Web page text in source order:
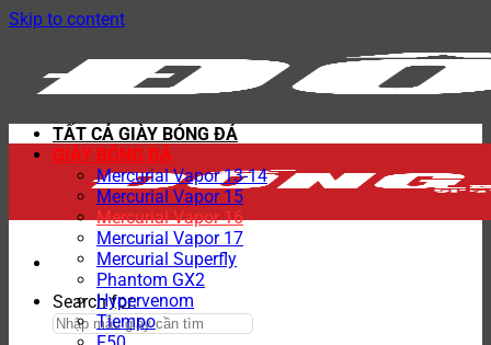
Skip to content
Search for:
TẤT CẢ GIÀY BÓNG ĐÁ
GIÀY BÓNG ĐÁ
Mercurial Vapor 13-14
Mercurial Vapor 15
Mercurial Vapor 16
Mercurial Vapor 17
Mercurial Superfly
Phantom GX2
Hypervenom
Tiempo